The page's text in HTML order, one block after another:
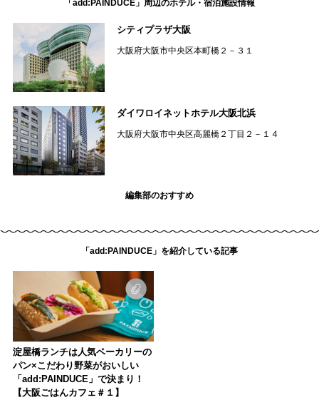
「add:PAINDUCE」周辺のホテル・宿泊施設情報
シティプラザ大阪
大阪府大阪市中央区本町橋２－３１
ダイワロイネットホテル大阪北浜
大阪府大阪市中央区高麗橋２丁目２－１４
編集部のおすすめ
「add:PAINDUCE」を紹介している記事
淀屋橋ランチは人気ベーカリーの
パン×こだわり野菜がおいしい
「add:PAINDUCE」で決まり！
【大阪ごはんカフェ＃１】